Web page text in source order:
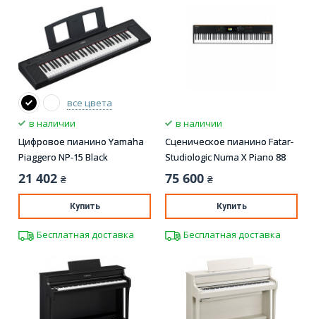
все цвета
в наличии
Цифровое пианино Yamaha
Piaggero NP-15 Black
21 402 ₴
Купить
Бесплатная доставка
в наличии
Сценическое пианино Fatar-
Studiologic Numa X Piano 88
75 600 ₴
Купить
Бесплатная доставка